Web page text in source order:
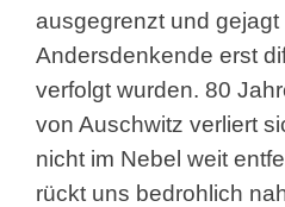
ausgegrenzt und gejagt
Andersdenkende erst
verfolgt wurden. 80
von Auschwitz verliert
nicht im Nebel weit
rückt uns bedrohlich